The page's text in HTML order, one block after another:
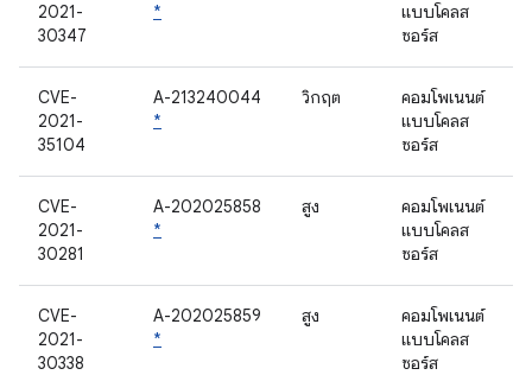
2021-
30347
*
แบบโคลส
ซอร์ส
CVE-
2021-
35104
A-213240044
*
วิกฤต
คอมโพเนนต์
แบบโคลส
ซอร์ส
CVE-
2021-
30281
A-202025858
*
สูง
คอมโพเนนต์
แบบโคลส
ซอร์ส
CVE-
2021-
30338
A-202025859
*
สูง
คอมโพเนนต์
แบบโคลส
ซอร์ส